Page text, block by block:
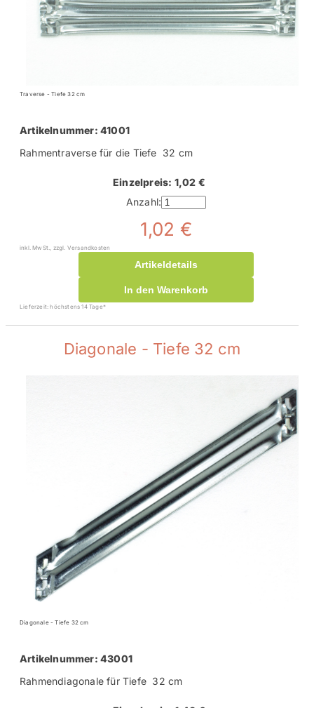
Traverse - Tiefe 32 cm
Artikelnummer: 41001
Rahmentraverse für die Tiefe 32 cm
Einzelpreis: 1,02 €
Anzahl:
1,02 €
inkl. MwSt., zzgl. Versandkosten
Artikeldetails
In den Warenkorb
Lieferzeit: höchstens 14 Tage*
Diagonale - Tiefe 32 cm
Diagonale - Tiefe 32 cm
Artikelnummer: 43001
Rahmendiagonale für Tiefe 32 cm